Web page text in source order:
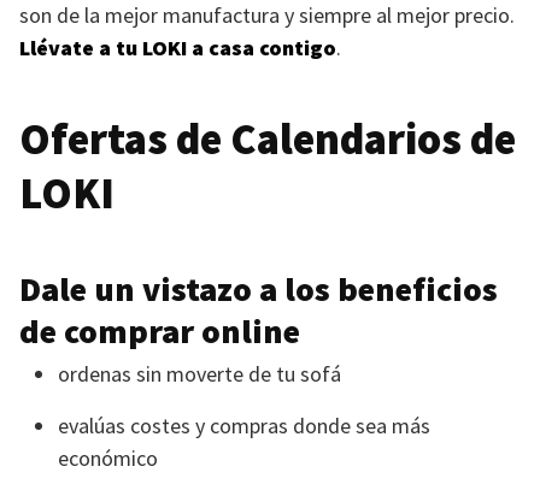
son de la mejor manufactura y siempre al mejor precio.
Llévate a tu LOKI a casa contigo.
Ofertas de Calendarios de
LOKI
Dale un vistazo a los beneficios
de comprar online
ordenas sin moverte de tu sofá
evalúas costes y compras donde sea más
económico